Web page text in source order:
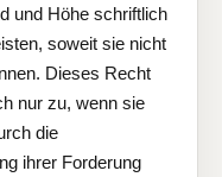
und Höhe schriftlich
soweit sie nicht
Dieses Recht
nur zu, wenn sie
die
ihrer Forderung